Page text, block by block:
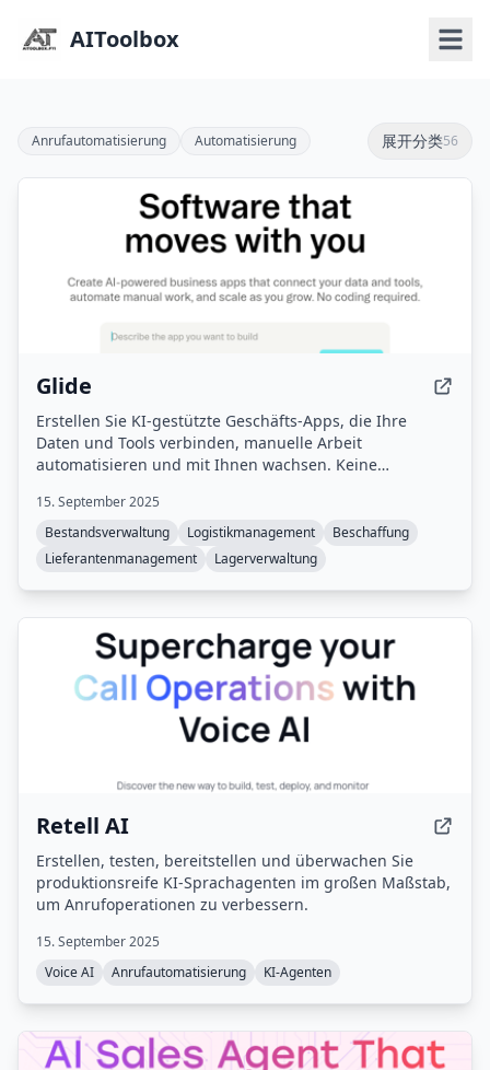
AIToolbox
Anrufautomatisierung Automatisierung 展开分类56
Glide
Erstellen Sie KI-gestützte Geschäfts-Apps, die Ihre
Daten und Tools verbinden, manuelle Arbeit
automatisieren und mit Ihnen wachsen. Keine
15. September 2025
Bestandsverwaltung
Logistikmanagement
Beschaffung
Lieferantenmanagement
Lagerverwaltung
Retell AI
Erstellen, testen, bereitstellen und überwachen Sie
produktionsreife KI-Sprachagenten im großen Maßstab,
um Anrufoperationen zu verbessern.
15. September 2025
Voice AI
Anrufautomatisierung KI-Agenten